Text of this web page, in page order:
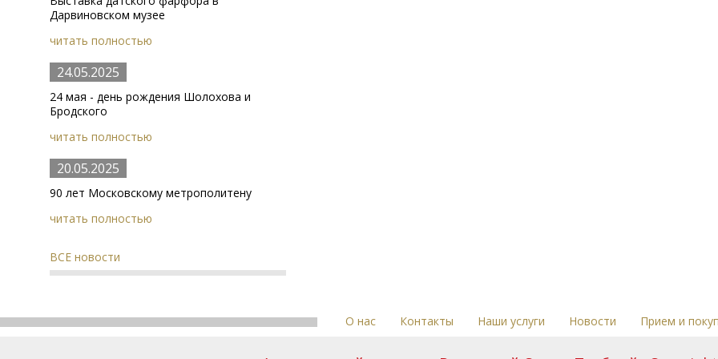
Дарвиновском музее
читать полностью
24.05.2025
24 мая - день рождения Шолохова и
Бродского
читать полностью
20.05.2025
90 лет Московскому метрополитену
читать полностью
ВСЕ новости
О нас Контакты Наши услуги Новости Прием и